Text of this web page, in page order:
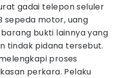
gadai telepon seluler
sepeda motor, uang
barang bukti lainnya yang
tindak pidana tersebut.
proses
perkara. Pelaku